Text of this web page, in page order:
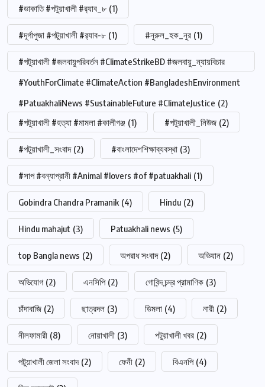
#ডাকাতি #পটুয়াখালী #র‍্যাব_৮ (1)
#দূর্গাপুজা #পটুয়াখালী #র‍্যাব-৮ (1) #নুরুল_হক_নুর (1)
#পটুয়াখালী #জলবায়ুপরিবর্তন #ClimateStrikeBD #জলবায়ু_ন্যায়বিচার
#YouthForClimate #ClimateAction #BangladeshEnvironment
#PatuakhaliNews #SustainableFuture #ClimateJustice (2)
#পটুয়াখালী #হত্যা #মামলা #কালীগঞ্জ (1) #পটুয়াখালী_নিউজ (2)
#পটুয়াখালী_সংবাদ (2) #বাংলাদেশশিক্ষাব্যবস্থা (3)
#সাপ #বন্যাপ্রানী #Animal #lovers #of #patuakhali (1)
Gobindra Chandra Pramanik (4) Hindu (2)
Hindu mahajut (3) Patuakhali news (5)
top Bangla news (2) অপরাধ সংবাদ (2) অভিযান (2)
অভিযোগ (2) এনসিপি (2) গোবিন্দ চন্দ্র প্রামাণিক (3)
চাঁদাবাজি (2) ছাত্রদল (3) ডিমলা (4) নারী (2)
নীলফামারী (8) নোয়াখালী (3) পটুয়াখালী খবর (2)
পটুয়াখালী জেলা সংবাদ (2) ফেনী (2) বিএনপি (4)